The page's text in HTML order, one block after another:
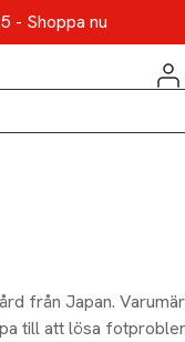
- Shoppa nu
från Japan.
till att lösa